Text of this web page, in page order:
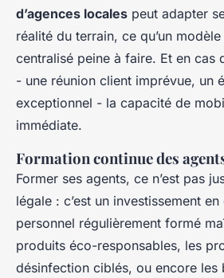
d’agences locales peut adapter
réalité du terrain, ce qu’un
centralisé peine à faire. Et en cas
- une réunion client imprévue, un
exceptionnel - la capacité de
immédiate.
Formation continue des
Former ses agents, ce n’est pas
légale : c’est un investissement
personnel régulièrement formé
produits éco-responsables, les
désinfection ciblés, ou encore les